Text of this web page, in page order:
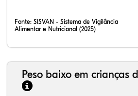
Fonte: SISVAN - Sistema de Vigilância
Alimentar e Nutricional (2025)
Peso baixo em crianças